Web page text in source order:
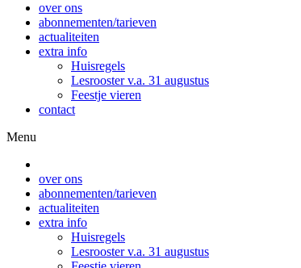
over ons
abonnementen/tarieven
actualiteiten
extra info
Huisregels
Lesrooster v.a. 31 augustus
Feestje vieren
contact
Menu
over ons
abonnementen/tarieven
actualiteiten
extra info
Huisregels
Lesrooster v.a. 31 augustus